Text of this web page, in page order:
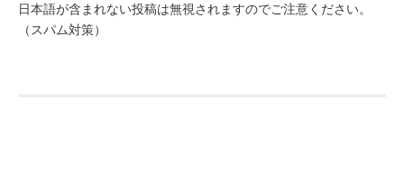
日本語が含まれない投稿は無視されますのでご注意ください。
（スパム対策）